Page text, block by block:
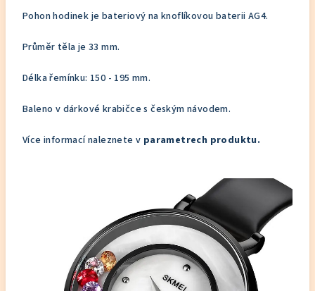
Pohon hodinek je bateriový na knoflíkovou baterii AG4.
Průměr těla je 33 mm.
Délka řemínku: 150 - 195 mm.
Baleno v dárkové krabičce s českým návodem.
Více informací naleznete v parametrech produktu.